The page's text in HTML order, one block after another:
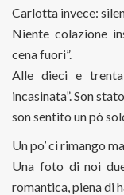
Carlotta invece:
Niente colazione
cena fuori”.
Alle dieci e
incasinata”. Son
son sentito un pò
Un po’ ci rimango
Una foto di noi
romantica, piena di